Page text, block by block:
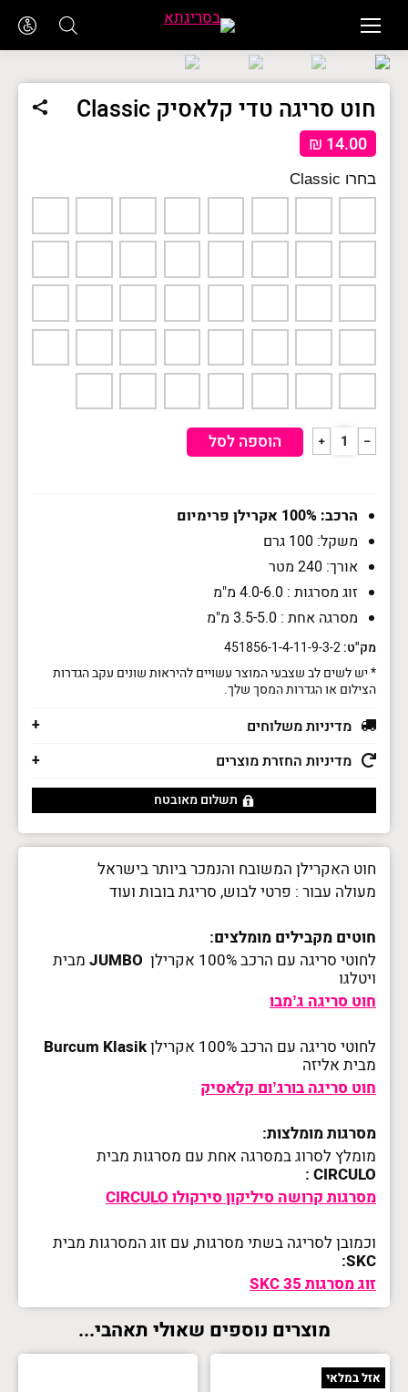
חוט סריגה טדי קלאסיק Classic
₪ 14.00
Classic
כמות
של
קלאסיק
﹣
﹢ הוספה לסל
הרכב: 100% אקרילן פרימיום
משקל: 100 גרם
אורך: 240 מטר
זוג מסרגות : 4.0-6.0 מ"מ
מסרגה אחת : 3.5-5.0 מ"מ
מק"ט:
* יש לשים לב שצבעי המוצר עשויים להיראות שונים עקב הגדרות
הצילום או הגדרות המסך שלך.
מדיניות משלוחים
מדיניות החזרת מוצרים
תשלום מאובטח
חוט האקרילן המשובח והנמכר ביותר בישראל
מעולה עבור : פרטי לבוש, סריגת בובות ועוד
חוטים מקבילים מומלצים:
לחוטי סריגה עם הרכב 100% אקרילן
JUMBO מבית
ויטלגו
חוט סריגה ג’מבו
לחוטי סריגה עם הרכב 100% אקרילן
Burcum Klasik
מבית אליזה
חוט סריגה בורג’ום קלאסיק
מסרגות מומלצות:
מומלץ לסרוג במסרגה אחת עם מסרגות מבית
CIRCULO :
מסרגות קרושה סיליקון סירקולו CIRCULO
וכמובן לסריגה בשתי מסרגות, עם זוג המסרגות מבית
SKC:
זוג מסרגות SKC 35
מוצרים נוספים שאולי תאהבי...
אזל במלאי